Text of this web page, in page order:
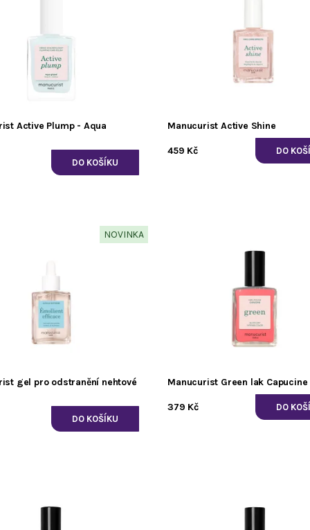
Active Plump - Aqua
Manucurist Active Shine
459 Kč
NOVINKA
gel pro odstranění nehtové
Manucurist Green lak Capucine
379 Kč